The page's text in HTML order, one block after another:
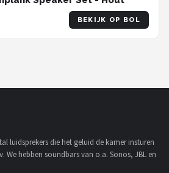
BEKIJK OP BOL
luidsprekers die het geluid de kamer insturen
We hebben soundbars van o.a. Sonos, JBL en